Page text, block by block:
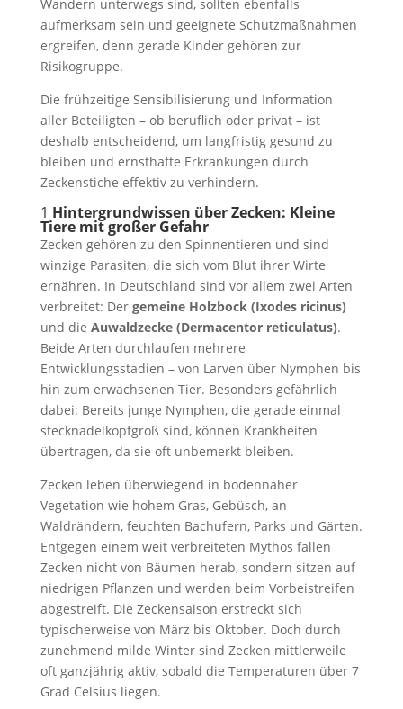
Wandern unterwegs sind, sollten ebenfalls
aufmerksam sein und geeignete Schutzmaßnahmen
ergreifen, denn gerade Kinder gehören zur
Risikogruppe.
Die frühzeitige Sensibilisierung und Information
aller Beteiligten – ob beruflich oder privat – ist
deshalb entscheidend, um langfristig gesund zu
bleiben und ernsthafte Erkrankungen durch
Zeckenstiche effektiv zu verhindern.
1 Hintergrundwissen über Zecken: Kleine
Tiere mit großer Gefahr
Zecken gehören zu den Spinnentieren und sind
winzige Parasiten, die sich vom Blut ihrer Wirte
ernähren. In Deutschland sind vor allem zwei Arten
verbreitet: Der gemeine Holzbock (Ixodes ricinus)
und die Auwaldzecke (Dermacentor reticulatus).
Beide Arten durchlaufen mehrere
Entwicklungsstadien – von Larven über Nymphen bis
hin zum erwachsenen Tier. Besonders gefährlich
dabei: Bereits junge Nymphen, die gerade einmal
stecknadelkopfgroß sind, können Krankheiten
übertragen, da sie oft unbemerkt bleiben.
Zecken leben überwiegend in bodennaher
Vegetation wie hohem Gras, Gebüsch, an
Waldrändern, feuchten Bachufern, Parks und Gärten.
Entgegen einem weit verbreiteten Mythos fallen
Zecken nicht von Bäumen herab, sondern sitzen auf
niedrigen Pflanzen und werden beim Vorbeistreifen
abgestreift. Die Zeckensaison erstreckt sich
typischerweise von März bis Oktober. Doch durch
zunehmend milde Winter sind Zecken mittlerweile
oft ganzjährig aktiv, sobald die Temperaturen über 7
Grad Celsius liegen.